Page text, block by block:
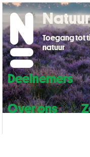
Deelnemers
Over ons
Toegang tot
natuur